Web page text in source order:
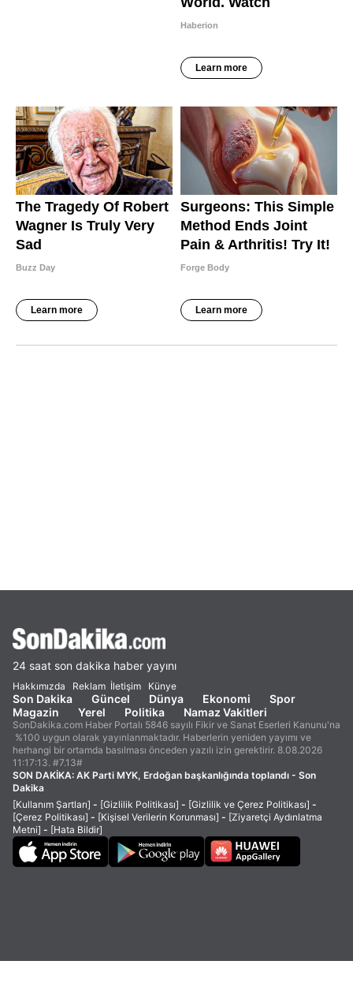
24 saat son dakika haber yayını
Hakkımızda Reklam İletişim Künye
Son Dakika Güncel Dünya Ekonomi
Spor
Magazin
Yerel Politika Namaz Vakitleri
SonDakika.com Haber Portalı 5846 sayılı Fikir ve Sanat Eserleri Kanunu'na
%100 uygun olarak yayınlanmaktadır. Haberlerin yeniden yayımı ve
herhangi bir ortamda basılması önceden yazılı izin gerektirir. 8.08.2026
11:17:13. #7.13#
SON DAKİKA: AK Parti MYK, Erdoğan başkanlığında toplandı - Son
Dakika
[Kullanım Şartları] - [Gizlilik Politikası] - [Gizlilik ve Çerez Politikası] -
[Çerez Politikası] - [Kişisel Verilerin Korunması] - [Ziyaretçi Aydınlatma
Metni] - [Hata Bildir]